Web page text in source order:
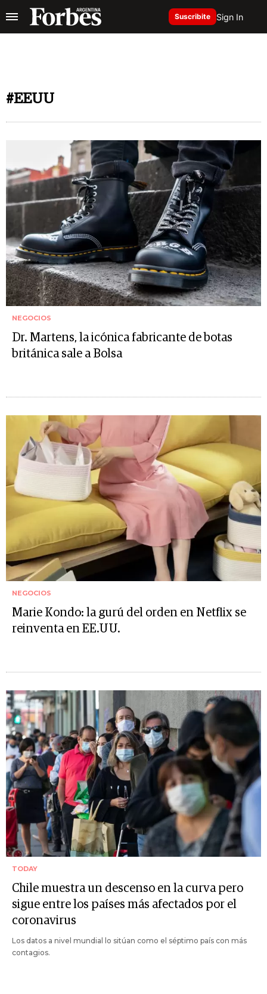
Suscribite Sign In
#EEUU
NEGOCIOS
Dr. Martens, la icónica fabricante de botas
británica sale a Bolsa
NEGOCIOS
Marie Kondo: la gurú del orden en Netflix se
reinventa en EE.UU.
TODAY
Chile muestra un descenso en la curva pero
sigue entre los países más afectados por el
coronavirus
Los datos a nivel mundial lo sitúan como el séptimo país con más
contagios.